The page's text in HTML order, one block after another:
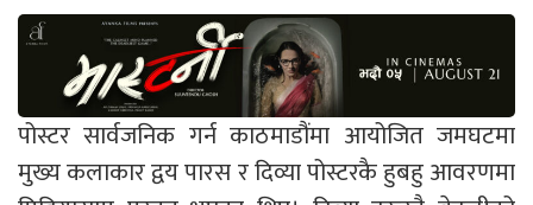
पोस्टर सार्वजनिक गर्न काठमाडौंमा आयोजित जमघटमा
मुख्य कलाकार द्वय पारस र दिव्या पोस्टरकै हुबहु आवरणमा